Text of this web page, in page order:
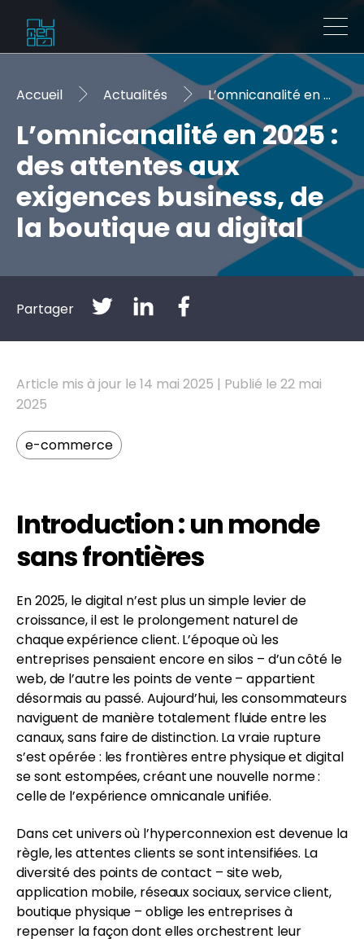
Accueil Actualités L’omnicanalité en 2025 : des attentes aux exigences business, de la boutique au digital
L’omnicanalité en 2025 :
des attentes aux
exigences business, de
la boutique au digital
Partager
Article mis à jour le 14 mai 2025 | Publié le 22 mai
2025
e-commerce
Introduction : un monde
sans frontières
En 2025, le digital n’est plus un simple levier de
croissance, il est le prolongement naturel de
chaque expérience client. L’époque où les
entreprises pensaient encore en silos – d’un côté le
web, de l’autre les points de vente – appartient
désormais au passé. Aujourd’hui, les consommateurs
naviguent de manière totalement fluide entre les
canaux, sans faire de distinction. La vraie rupture
s’est opérée : les frontières entre physique et digital
se sont estompées, créant une nouvelle norme :
celle de l’expérience omnicanale unifiée.
Dans cet univers où l’hyperconnexion est devenue la
règle, les attentes clients se sont intensifiées. La
diversité des points de contact – site web,
application mobile, réseaux sociaux, service client,
boutique physique – oblige les entreprises à
repenser la façon dont elles orchestrent leur